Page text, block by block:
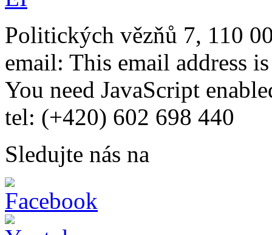
Politických vězňů 7, 110
email: This email address
You need JavaScript
tel: (+420) 602 698 440
Sledujte nás na